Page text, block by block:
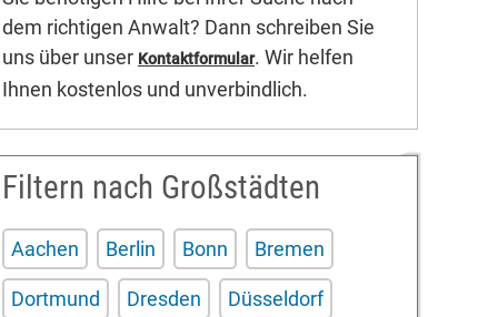
dem richtigen Anwalt? Dann schreiben Sie
uns über unser Kontaktformular. Wir helfen
Ihnen kostenlos und unverbindlich.
Filtern nach Großstädten
Aachen Berlin Bonn Bremen
Dortmund Dresden Düsseldorf